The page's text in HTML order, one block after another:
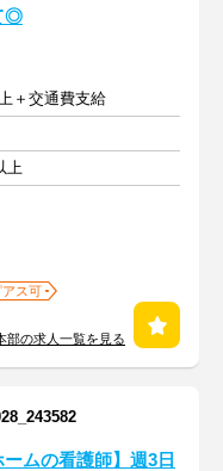
◎
＋交通費支給
上
アス可
の求人一覧を見る
ームの看護師】週3日